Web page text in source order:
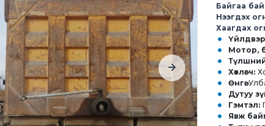
Байгаа
Нээгдэх
Хаагдах
Мотор,
Түлшний
Хөтлөгч:
Өнгө:
Дутуу
Гэмтэл:
Явж